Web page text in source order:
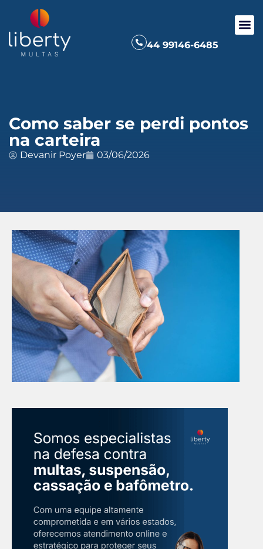
44 99146-6485
Como saber se perdi pontos
na carteira
Devanir Poyer 03/06/2026